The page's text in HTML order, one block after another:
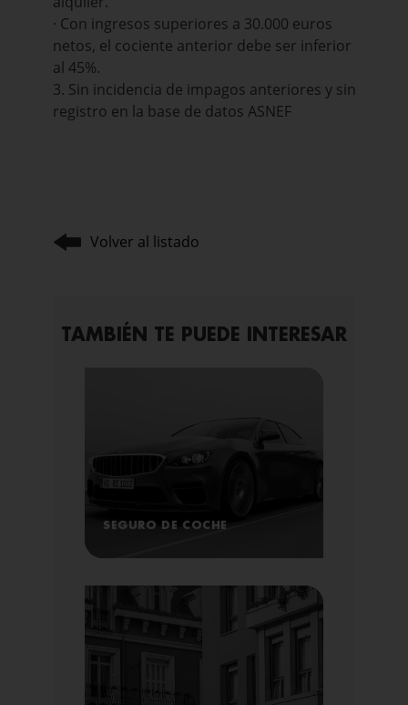
· Con ingresos superiores a 30.000 euros
netos, el cociente anterior debe ser inferior
al 45%.
3. Sin incidencia de impagos anteriores y sin
registro en la base de datos ASNEF
Volver al listado
TAMBIÉN TE PUEDE INTERESAR
SEGURO DE COCHE